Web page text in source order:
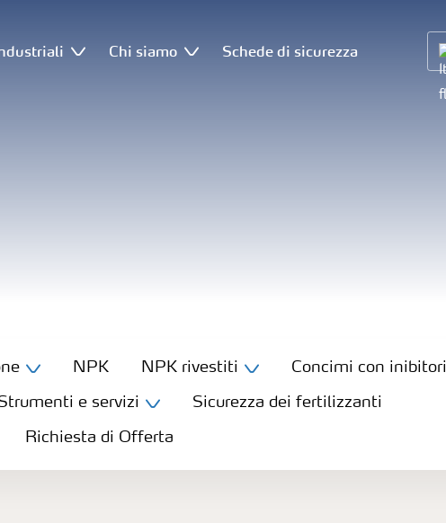
Chi siamo Schede di sicurezza
NPK NPK rivestiti Concimi con inibitori
e servizi Sicurezza dei fertilizzanti
Richiesta di Offerta